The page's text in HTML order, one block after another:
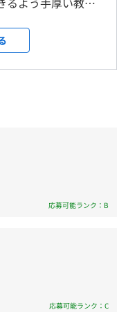
C、VBA、
』 徒歩1分
5分
6分
）
みです。 ◆個
働き方をかなえら
）制度」を導入し
しながら、フリ
における業績連
社エンジニアであ
軟です。 ◆安
社を超える大
件を中心とした
す。「年間休日126
「福利厚生充
、腰を据えて活
応募可能ランク：B
応募可能ランク：C